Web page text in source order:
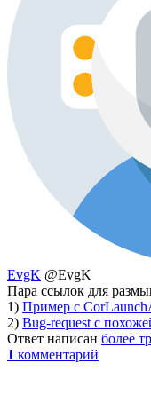
EvgK @EvgK
Пара ссылок для
1) Пример с
2) Bug-request с
Ответ написан более
1 комментарий